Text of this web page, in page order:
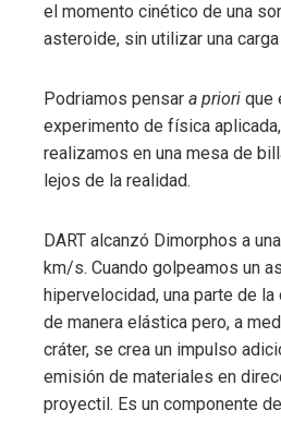
el momento cinético de una
asteroide, sin utilizar una
Podriamos pensar a priori que
experimento de física
realizamos en una mesa de
lejos de la realidad.
DART alcanzó Dimorphos a
km/s. Cuando golpeamos un
hipervelocidad, una parte de
de manera elástica pero, a
cráter, se crea un impulso
emisión de materiales en
proyectil. Es un componente